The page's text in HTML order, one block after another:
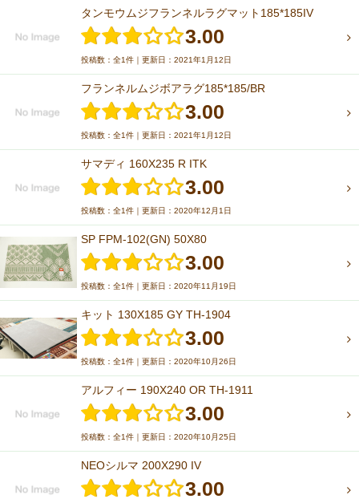
タンモウムジフランネルラグマット185*185IV
3.00
投稿数：全1件｜更新日：2021年1月12日
フランネルムジボアラグ185*185/BR
3.00
投稿数：全1件｜更新日：2021年1月12日
サマディ 160X235 R ITK
3.00
投稿数：全1件｜更新日：2020年12月1日
SP FPM-102(GN) 50X80
3.00
投稿数：全1件｜更新日：2020年11月19日
キット 130X185 GY TH-1904
3.00
投稿数：全1件｜更新日：2020年10月26日
アルフィー 190X240 OR TH-1911
3.00
投稿数：全1件｜更新日：2020年10月25日
NEOシルマ 200X290 IV
3.00